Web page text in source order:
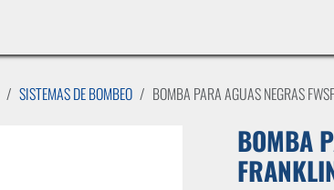
SISTEMAS DE BOMBEO BOMBA PARA AGUAS NEGRAS
BOMBA